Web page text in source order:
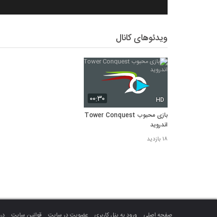
ویدئوهای کانال
۰۰:۳۰ HD
بازی محبوب Tower Conquest
اندروید
۱۸ بازدید
صفحه اصلی ورود به پنل کاربری عضویت در سایت قوانین سایت